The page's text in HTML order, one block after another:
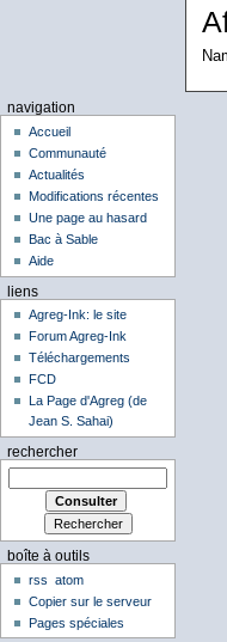
navigation
Accueil
Communauté
Actualités
Modifications récentes
Une page au hasard
Bac à Sable
Aide
liens
Agreg-Ink: le site
Forum Agreg-Ink
Téléchargements
FCD
La Page d'Agreg (de
Jean S. Sahai)
rechercher
boîte à outils
rss
atom
Copier sur le serveur
Pages spéciales